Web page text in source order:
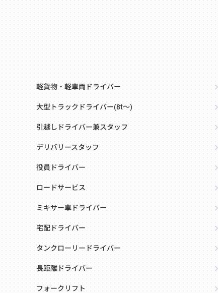
軽貨物・軽車両ドライバー
大型トラックドライバー(8t～)
引越しドライバー兼スタッフ
デリバリースタッフ
役員ドライバー
ロードサービス
ミキサー車ドライバー
宅配ドライバー
タンクローリードライバー
長距離ドライバー
フォークリフト